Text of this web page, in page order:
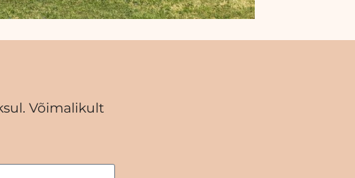
Võimalikult